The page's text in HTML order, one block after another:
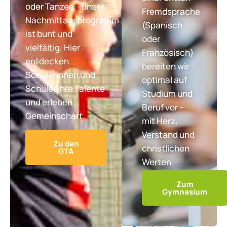
oder Tanzen – unser
Nachmittagsprogramm
ist bunt und
vielfältig. Hier
entdecken
Schülerinnen und
Schüler ihre Talente
und erleben
Gemeinschaft.
Zu den
GTA
Fremdsprache
(Spanisch
oder
Französisch)
bereiten wir
optimal auf
Studium und
Beruf vor –
mit Herz,
Verstand und
christlichen
Werten.
Zum
Gymnasium